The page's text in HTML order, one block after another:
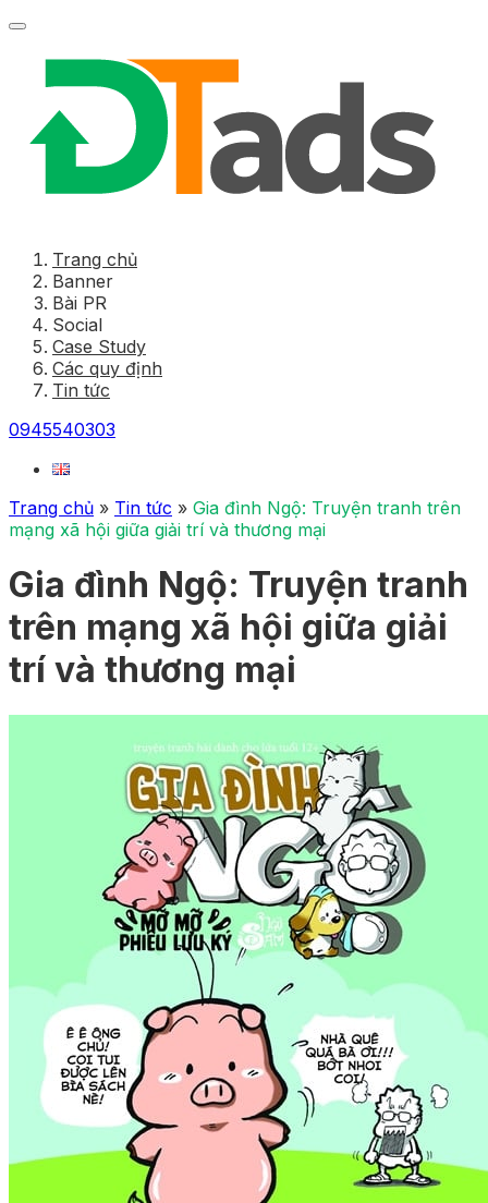
Trang chủ
Banner
Bài PR
Social
Case Study
Các quy định
Tin tức
0945540303
Trang chủ » Tin tức » Gia đình Ngộ: Truyện tranh trên
mạng xã hội giữa giải trí và thương mại
Gia đình Ngộ: Truyện tranh
trên mạng xã hội giữa giải
trí và thương mại